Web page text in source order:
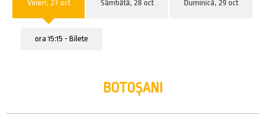
Vineri, 27 oct Sâmbătă, 28 oct Duminică, 29 oct
ora 15:15 - Bilete
BOTOȘANI